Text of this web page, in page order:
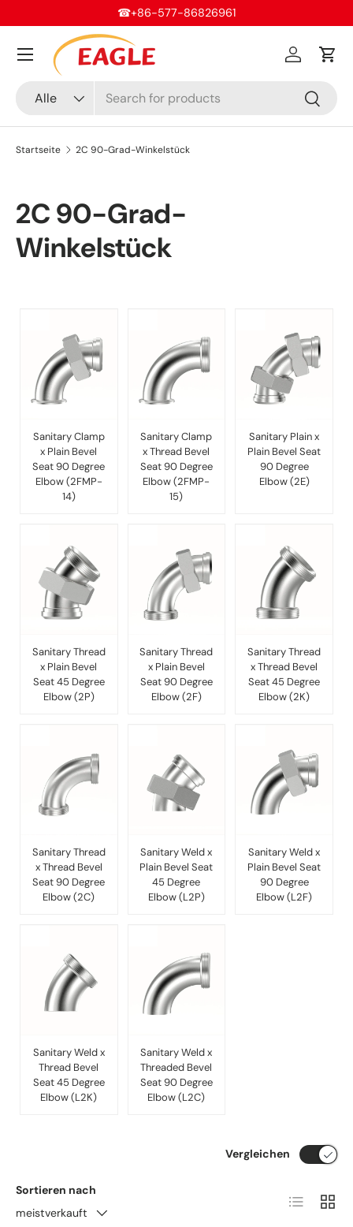
Direkt zum Inhalt
☎+86-577-86826961
Alle Suchen
Einloggen
Menü
Startseite 2C 90-Grad-Winkelstück
2C 90-Grad-
Winkelstück
Sanitary Clamp
x Plain Bevel
Seat 90 Degree
Elbow (2FMP-
14)
Sanitary Clamp
x Thread Bevel
Seat 90 Degree
Elbow (2FMP-
15)
Sanitary Plain x
Plain Bevel Seat
90 Degree
Elbow (2E)
Sanitary Thread
x Plain Bevel
Seat 45 Degree
Elbow (2P)
Sanitary Thread
x Plain Bevel
Seat 90 Degree
Elbow (2F)
Sanitary Thread
x Thread Bevel
Seat 45 Degree
Elbow (2K)
Sanitary Thread
x Thread Bevel
Seat 90 Degree
Elbow (2C)
Sanitary Weld x
Plain Bevel Seat
45 Degree
Elbow (L2P)
Sanitary Weld x
Plain Bevel Seat
90 Degree
Elbow (L2F)
Sanitary Weld x
Thread Bevel
Seat 45 Degree
Elbow (L2K)
Sanitary Weld x
Threaded Bevel
Seat 90 Degree
Elbow (L2C)
Sortieren nach
meistverkauft
Vergleichen